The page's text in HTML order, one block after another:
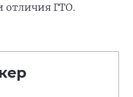
отличия ГТО.